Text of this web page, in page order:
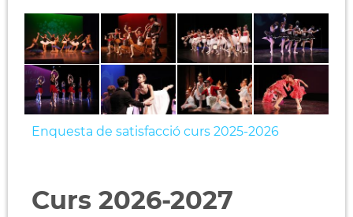
Enquesta de satisfacció curs 2025-2026
Curs 2026-2027